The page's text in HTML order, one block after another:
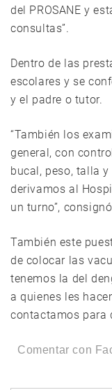
del PROSANE y
consultas”.
Dentro de las
escolares y se
y el padre o tutor.
“También los
general, con
bucal, peso, talla
derivamos al
un turno”,
También este
de colocar las
tenemos la del
a quienes les
contactamos para
Comentar con